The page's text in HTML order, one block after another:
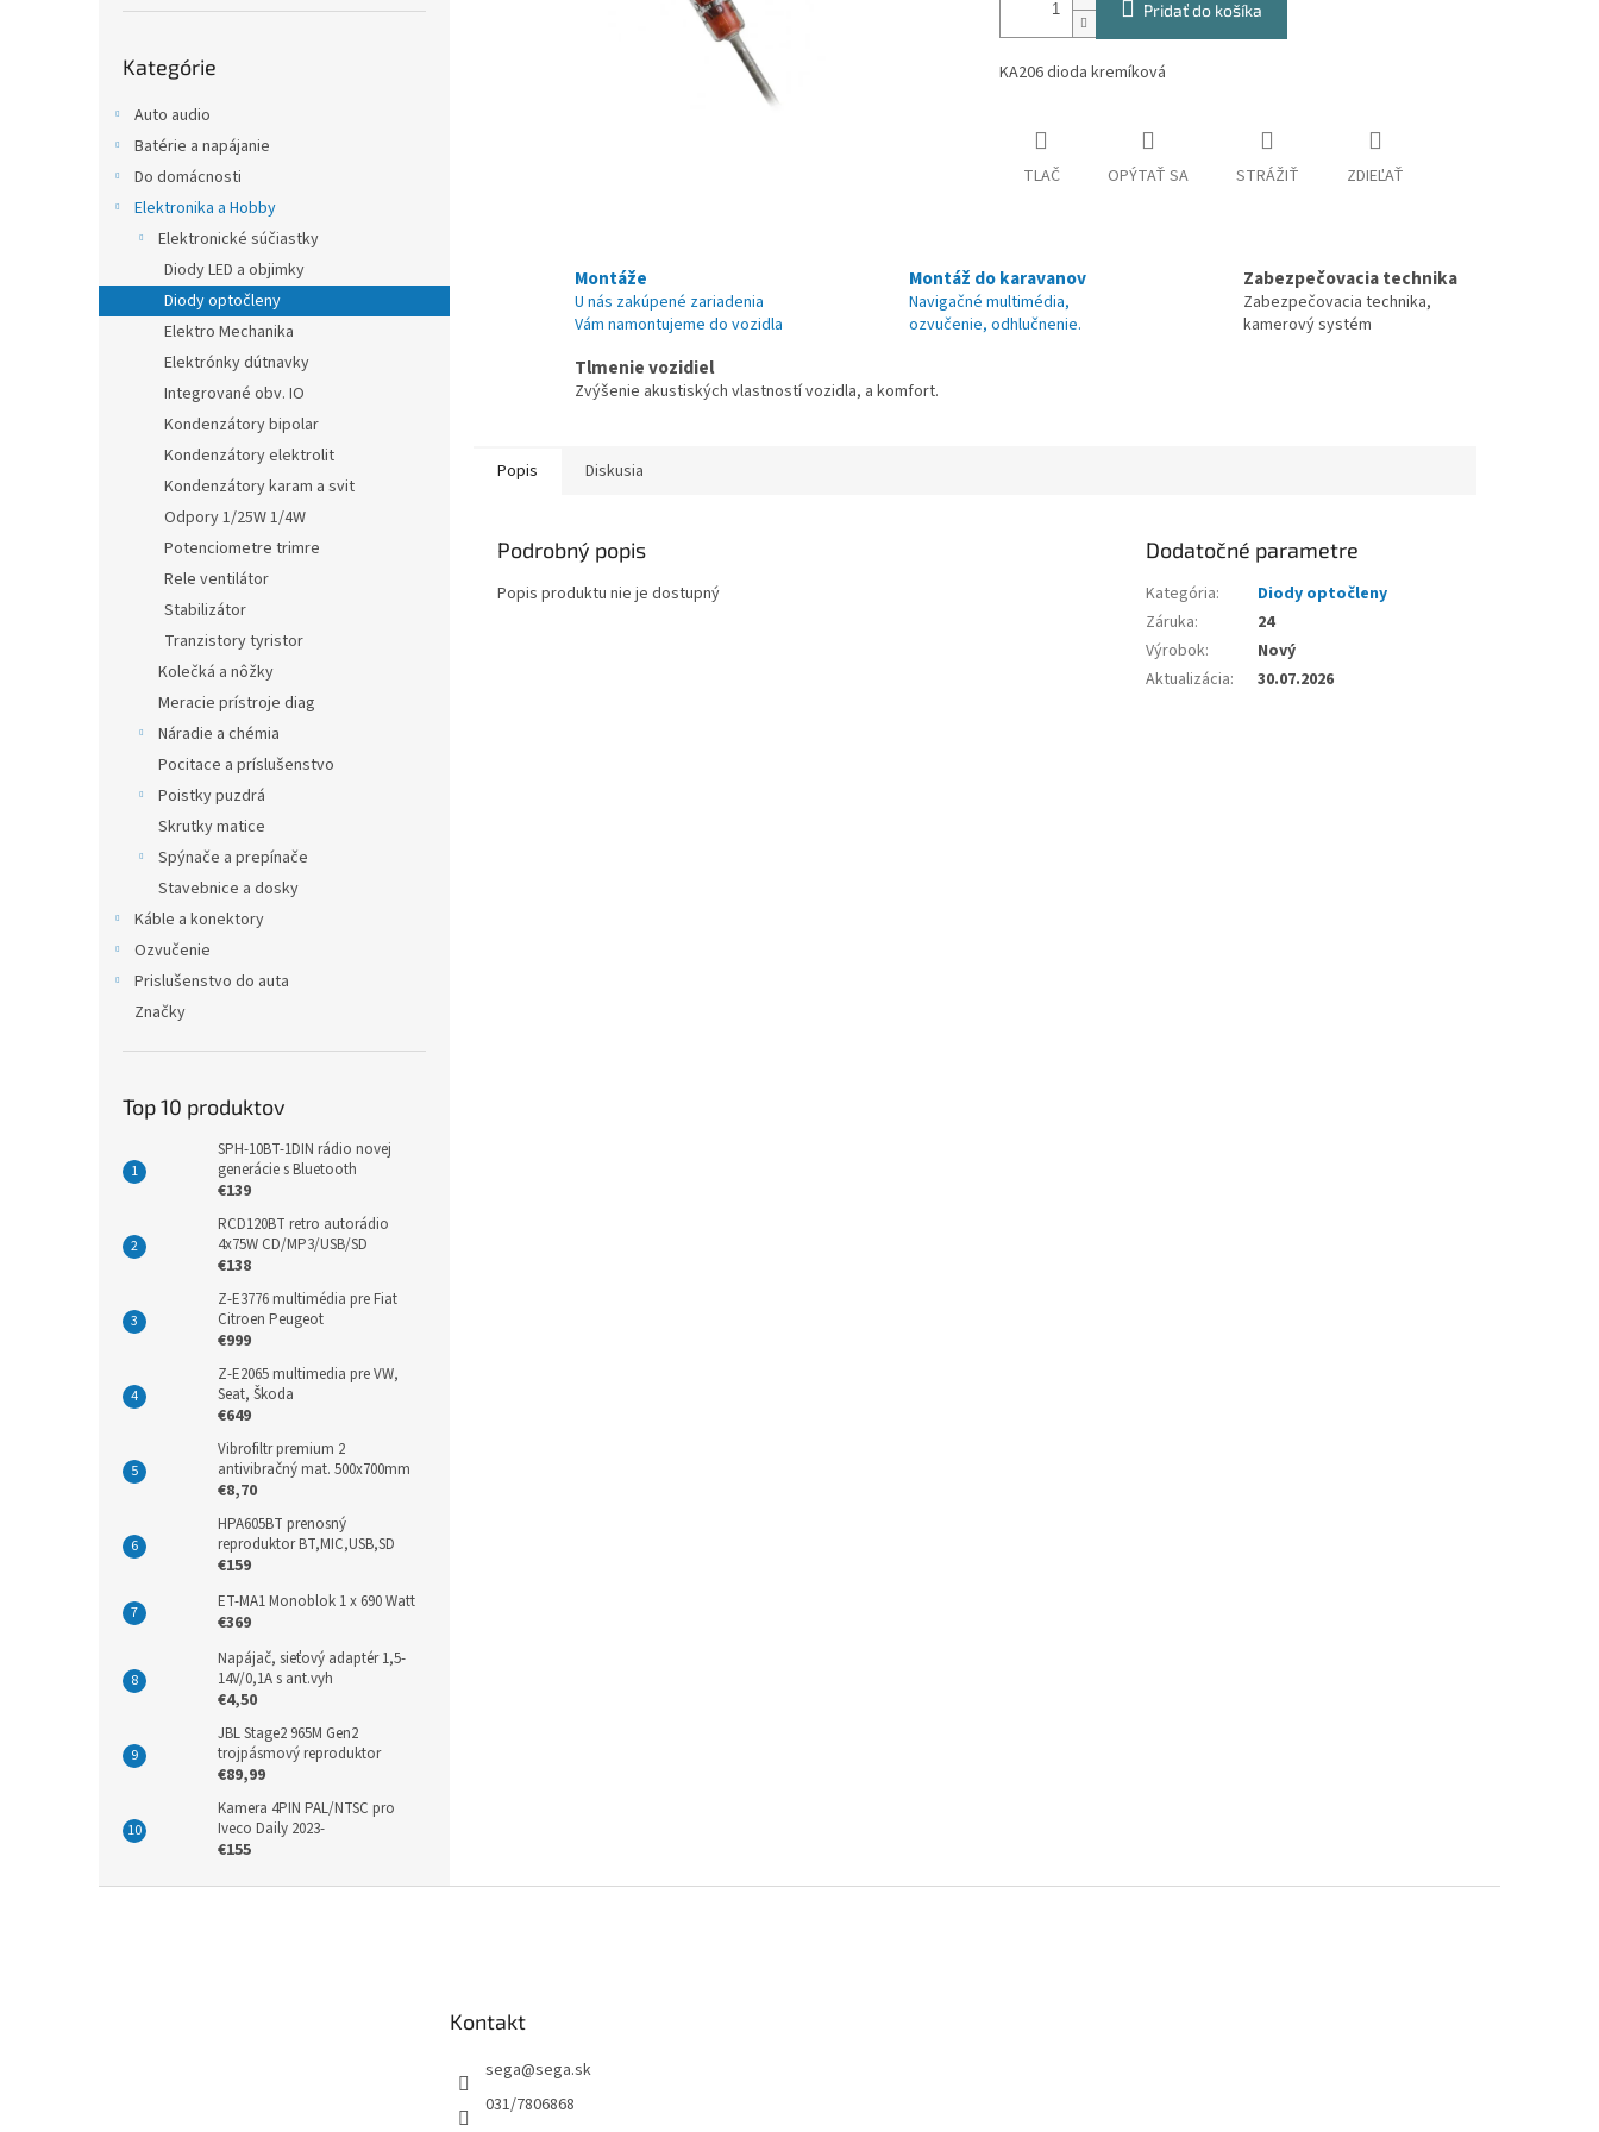
kategórie
Kategórie
Auto audio
Batérie a napájanie
Do domácnosti
Elektronika a Hobby
Elektronické súčiastky
Diody LED a objimky
Diody optočleny
Elektro Mechanika
Elektrónky dútnavky
Integrované obv. IO
Kondenzátory bipolar
Kondenzátory elektrolit
Kondenzátory karam a svit
Odpory 1/25W 1/4W
Potenciometre trimre
Rele ventilátor
Stabilizátor
Tranzistory tyristor
Kolečká a nôžky
Meracie prístroje diag
Náradie a chémia
Pocitace a príslušenstvo
Poistky puzdrá
Skrutky matice
Spýnače a prepínače
Stavebnice a dosky
Káble a konektory
Ozvučenie
Prislušenstvo do auta
Značky
Top 10 produktov
SPH-10BT-1DIN rádio novej
generácie s Bluetooth
€139
RCD120BT retro autorádio
4x75W CD/MP3/USB/SD
€138
Z-E3776 multimédia pre Fiat
Citroen Peugeot
€999
Z-E2065 multimedia pre VW,
Seat, Škoda
€649
Vibrofiltr premium 2
antivibračný mat. 500x700mm
€8,70
HPA605BT prenosný
reproduktor BT,MIC,USB,SD
€159
ET-MA1 Monoblok 1 x 690 Watt
€369
Napájač, sieťový adaptér 1,5-
14V/0,1A s ant.vyh
€4,50
JBL Stage2 965M Gen2
trojpásmový reproduktor
€89,99
Kamera 4PIN PAL/NTSC pro
Iveco Daily 2023-
€155
Pridať do košíka
KA206 dioda kremíková
TLAČ OPÝTAŤ SA STRÁŽIŤ ZDIEĽAŤ
Montáže
U nás zakúpené zariadenia
Vám namontujeme do vozidla
Montáž do karavanov
Navigačné multimédia,
ozvučenie, odhlučnenie.
Zabezpečovacia technika
Zabezpečovacia technika,
kamerový systém
Tlmenie vozidiel
Zvýšenie akustiských vlastností vozidla, a komfort.
Popis Diskusia
Podrobný popis
Popis produktu nie je dostupný
Dodatočné parametre
Kategória:
Diody optočleny
Záruka:
24
Výrobok:
Nový
Aktualizácia: 30.07.2026
Kontakt
sega@sega.sk
031/7806868